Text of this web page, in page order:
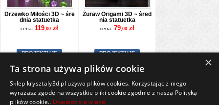
Drzewko Miłości 3D ~ śre
dnia statuetka
cena: 119,00 zł
PROJEKTUJĘ
Żuraw Origami 3D ~ śred
nia statuetka
cena: 79,00 zł
PROJEKTUJĘ
Wszelkie prawa zastrzeżone
×
Ta strona używa plików cookie
Sklep krysztaly3d.pl używa plików cookies. Korzystając z niego
wyrażasz zgodę na wszystkie pliki cookie zgodnie z naszą Polityką
plików cookie.. Dowiedz się więcej